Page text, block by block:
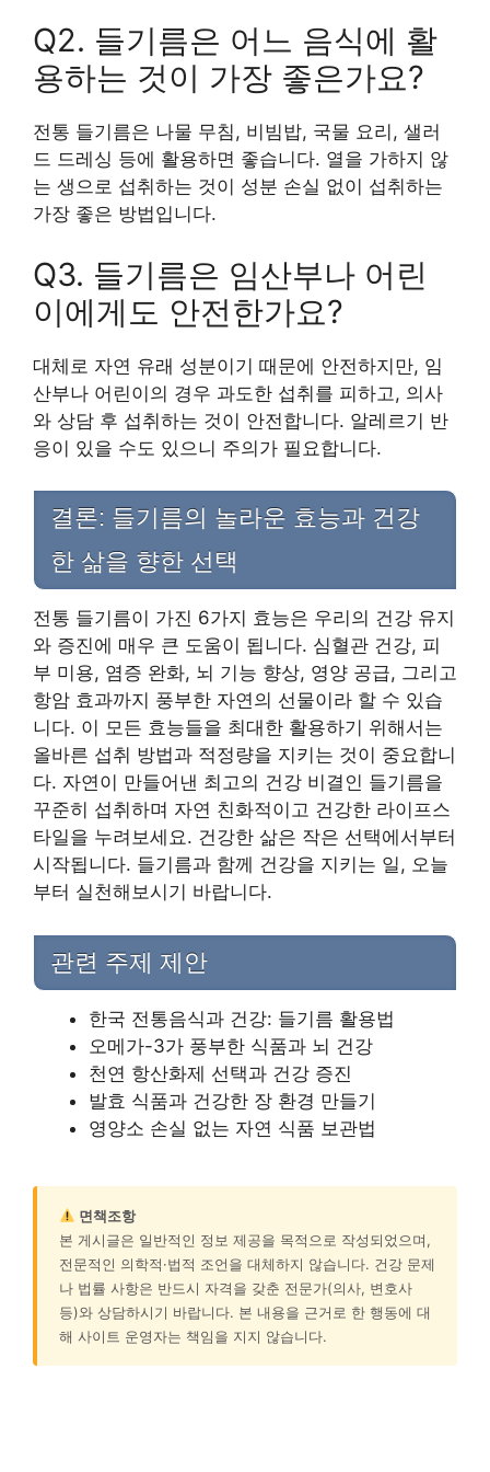
Q2. 들기름은 어느 음식에 활
용하는 것이 가장 좋은가요?
전통 들기름은 나물 무침, 비빔밥, 국물 요리, 샐러
드 드레싱 등에 활용하면 좋습니다. 열을 가하지 않
는 생으로 섭취하는 것이 성분 손실 없이 섭취하는
가장 좋은 방법입니다.
Q3. 들기름은 임산부나 어린
이에게도 안전한가요?
대체로 자연 유래 성분이기 때문에 안전하지만, 임
산부나 어린이의 경우 과도한 섭취를 피하고, 의사
와 상담 후 섭취하는 것이 안전합니다. 알레르기 반
응이 있을 수도 있으니 주의가 필요합니다.
결론: 들기름의 놀라운 효능과 건강
한 삶을 향한 선택
전통 들기름이 가진 6가지 효능은 우리의 건강 유지
와 증진에 매우 큰 도움이 됩니다. 심혈관 건강, 피
부 미용, 염증 완화, 뇌 기능 향상, 영양 공급, 그리고
항암 효과까지 풍부한 자연의 선물이라 할 수 있습
니다. 이 모든 효능들을 최대한 활용하기 위해서는
올바른 섭취 방법과 적정량을 지키는 것이 중요합니
다. 자연이 만들어낸 최고의 건강 비결인 들기름을
꾸준히 섭취하며 자연 친화적이고 건강한 라이프스
타일을 누려보세요. 건강한 삶은 작은 선택에서부터
시작됩니다. 들기름과 함께 건강을 지키는 일, 오늘
부터 실천해보시기 바랍니다.
관련 주제 제안
한국 전통음식과 건강: 들기름 활용법
오메가-3가 풍부한 식품과 뇌 건강
천연 항산화제 선택과 건강 증진
발효 식품과 건강한 장 환경 만들기
영양소 손실 없는 자연 식품 보관법
면책조항
본 게시글은 일반적인 정보 제공을 목적으로 작성되었으며,
전문적인 의학적·법적 조언을 대체하지 않습니다. 건강 문제
나 법률 사항은 반드시 자격을 갖춘 전문가(의사, 변호사
등)와 상담하시기 바랍니다. 본 내용을 근거로 한 행동에 대
해 사이트 운영자는 책임을 지지 않습니다.